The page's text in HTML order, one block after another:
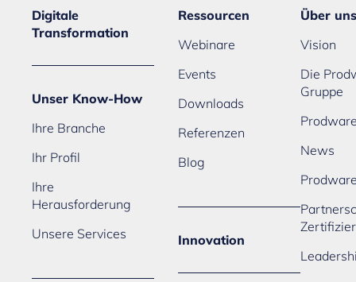
Digitale
Transformation
Unser Know-How
Ihre Branche
Ihr Profil
Ihre
Herausforderung
Unsere Services
Ressourcen
Webinare
Events
Downloads
Referenzen
Blog
Innovation
Über uns
Vision
Die
Gruppe
News